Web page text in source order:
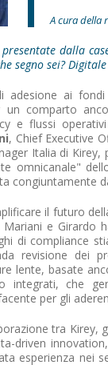
A cura della
dalla
segno sei?
adesione ai
un comparto
e flussi
, Chief Executive
Italia di Kirey,
omnicanale"
congiuntamente
il futuro
e Girardo
di compliance
revisione dei
lente, basate
integrati, che
per gli
tra Kirey,
driven
esperienza nei